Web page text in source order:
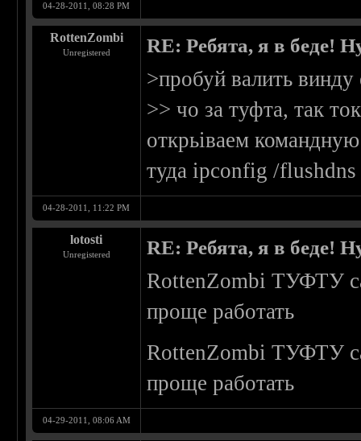
04-28-2011, 08:28 PM
RottenZombi
Unregistered RE: Ребята, я в беде!
>пробуй валить винду
>> чо за туфта, так
открьіваем
туда ipconfig /
04-28-2011, 11:22 PM
lotosti
Unregistered RE: Ребята, я в беде!
RottenZombi ТУФТУ
проще работать
RottenZombi ТУФТУ
проще работать
04-29-2011, 08:06 AM